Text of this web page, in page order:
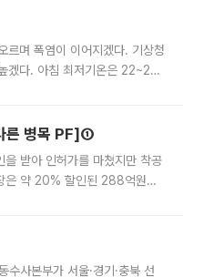
르며 폭염이 이어지겠다. 기상청
겠다. 아침 최저기온은 22~27
른 병목 PF]①
받아 인허가를 마쳤지만 착공
은 약 20% 할인된 288억원에
사본부가 서울·경기·충북 선